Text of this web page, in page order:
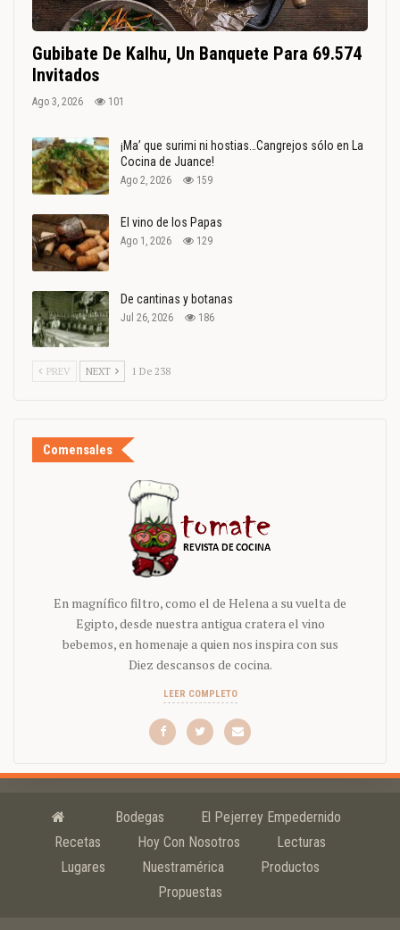
Gubibate De Kalhu, Un Banquete Para 69.574
Invitados
Ago 3, 2026 101
¡Ma’ que surimi ni hostias…Cangrejos sólo en La
Cocina de Juance!
Ago 2, 2026 159
El vino de los Papas
Ago 1, 2026 129
De cantinas y botanas
Jul 26, 2026 186
PREV NEXT 1 De 238
Comensales
En magnífico filtro, como el de Helena a su vuelta de
Egipto, desde nuestra antigua cratera el vino
bebemos, en homenaje a quien nos inspira con sus
Diez descansos de cocina.
LEER COMPLETO
Bodegas
El Pejerrey Empedernido
Recetas
Hoy Con Nosotros
Lecturas
Lugares
Nuestramérica
Productos
Propuestas